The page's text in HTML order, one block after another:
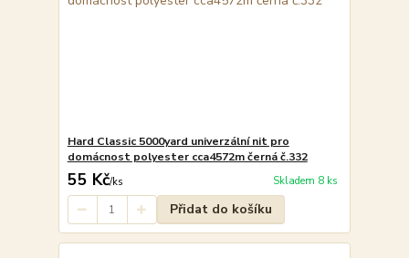
Hard Classic 5000yard univerzální nit pro
domácnost polyester cca4572m černá č.332
55 Kč/ks Skladem 8 ks
Přidat do košíku